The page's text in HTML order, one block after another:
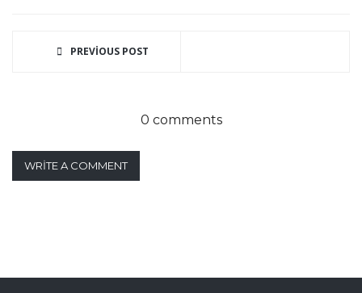
PREVIOUS POST
0 comments
WRITE A COMMENT